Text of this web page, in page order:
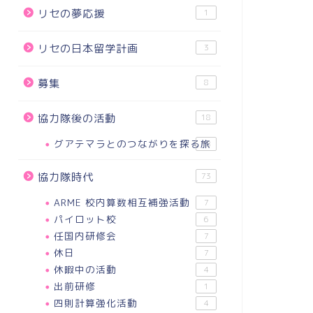
リセの夢応援 1
リセの日本留学計画 3
募集 8
協力隊後の活動 18
グアテマラとのつながりを探る旅
18
協力隊時代 73
ARME 校内算数相互補強活動 7
パイロット校 6
任国内研修会 7
休日 7
休暇中の活動 4
出前研修 1
四則計算強化活動 4